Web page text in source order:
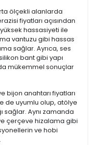
ölçekli alanlarda
fiyatları açısından
hassasiyeti ile
vantuzu gibi hassas
sağlar. Ayrıca, ses
bant gibi yapı
mükemmel sonuçlar
bijon anahtarı fiyatları
de uyumlu olup, atölye
sağlar. Aynı zamanda
çerçeve hizalama gibi
ve hobi